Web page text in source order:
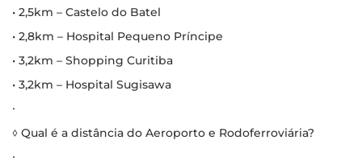
• 2,5km – Castelo do Batel
• 2,8km – Hospital Pequeno Príncipe
• 3,2km – Shopping Curitiba
• 3,2km – Hospital Sugisawa
∙
◊ Qual é a distância do Aeroporto e Rodoferroviária?
∙